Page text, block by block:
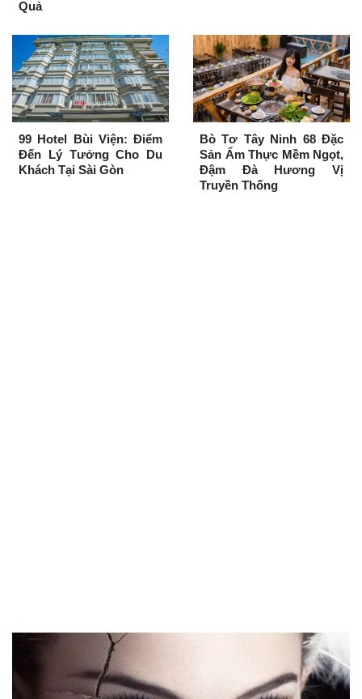
Quả
99 Hotel Bùi Viện: Điểm
Đến Lý Tưởng Cho Du
Khách Tại Sài Gòn
Bò Tơ Tây Ninh 68 Đặc
Sản Ẩm Thực Mềm Ngọt,
Đậm Đà Hương Vị
Truyền Thống